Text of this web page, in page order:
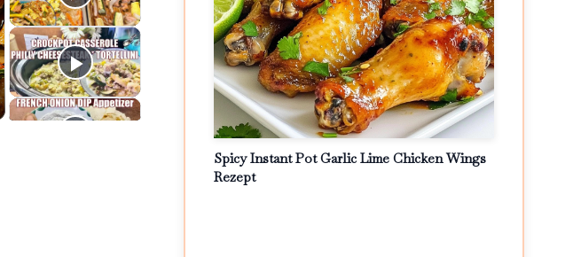
Spicy Instant Pot Garlic Lime Chicken Wings
Rezept